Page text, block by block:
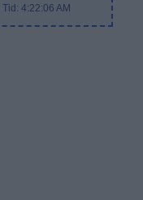
| Tid:4:22:06 AM